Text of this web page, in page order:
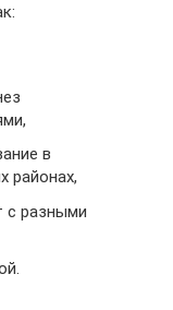
в
районах,
с разными